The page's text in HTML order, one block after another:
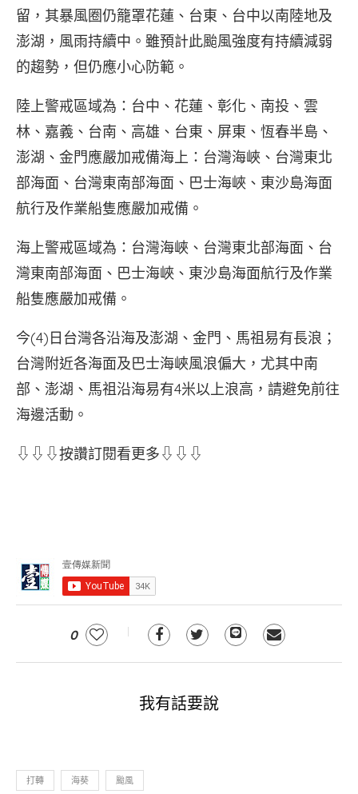
留，其暴風圈仍籠罩花蓮、台東、台中以南陸地及
澎湖，風雨持續中。雖預計此颱風強度有持續減弱
的趨勢，但仍應小心防範。
陸上警戒區域為：台中、花蓮、彰化、南投、雲
林、嘉義、台南、高雄、台東、屏東、恆春半島、
澎湖、金門應嚴加戒備海上：台灣海峽、台灣東北
部海面、台灣東南部海面、巴士海峽、東沙島海面
航行及作業船隻應嚴加戒備。
海上警戒區域為：台灣海峽、台灣東北部海面、台
灣東南部海面、巴士海峽、東沙島海面航行及作業
船隻應嚴加戒備。
今(4)日台灣各沿海及澎湖、金門、馬祖易有長浪；
台灣附近各海面及巴士海峽風浪偏大，尤其中南
部、澎湖、馬祖沿海易有4米以上浪高，請避免前往
海邊活動。
⇩⇩⇩按讚訂閱看更多⇩⇩⇩
0
我有話要說
打轉 海葵 颱風